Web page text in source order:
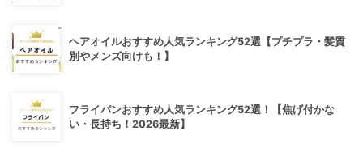
ヘアオイルおすすめ人気ランキング52選【プチプラ・髪質
別やメンズ向けも！】
フライパンおすすめ人気ランキング52選！【焦げ付かな
い・長持ち！2026最新】